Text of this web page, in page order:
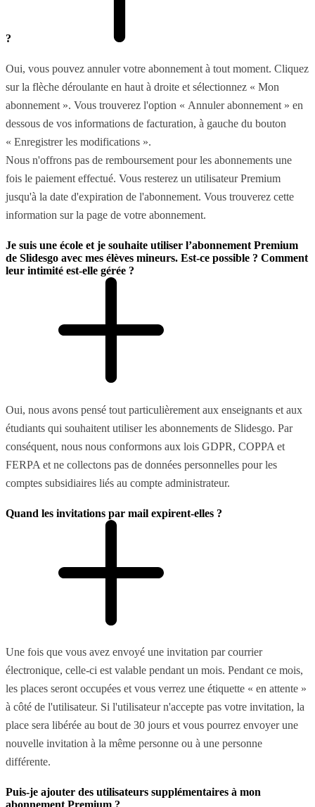
?
Oui, vous pouvez annuler votre abonnement à tout moment. Cliquez
sur la flèche déroulante en haut à droite et sélectionnez « Mon
abonnement ». Vous trouverez l'option « Annuler abonnement » en
dessous de vos informations de facturation, à gauche du bouton
« Enregistrer les modifications ».
Nous n'offrons pas de remboursement pour les abonnements une
fois le paiement effectué. Vous resterez un utilisateur Premium
jusqu'à la date d'expiration de l'abonnement. Vous trouverez cette
information sur la page de votre abonnement.
Je suis une école et je souhaite utiliser l’abonnement Premium
de Slidesgo avec mes élèves mineurs. Est-ce possible ? Comment
leur intimité est-elle gérée ?
Oui, nous avons pensé tout particulièrement aux enseignants et aux
étudiants qui souhaitent utiliser les abonnements de Slidesgo. Par
conséquent, nous nous conformons aux lois GDPR, COPPA et
FERPA et ne collectons pas de données personnelles pour les
comptes subsidiaires liés au compte administrateur.
Quand les invitations par mail expirent-elles ?
Une fois que vous avez envoyé une invitation par courrier
électronique, celle-ci est valable pendant un mois. Pendant ce mois,
les places seront occupées et vous verrez une étiquette « en attente »
à côté de l'utilisateur. Si l'utilisateur n'accepte pas votre invitation, la
place sera libérée au bout de 30 jours et vous pourrez envoyer une
nouvelle invitation à la même personne ou à une personne
différente.
Puis-je ajouter des utilisateurs supplémentaires à mon